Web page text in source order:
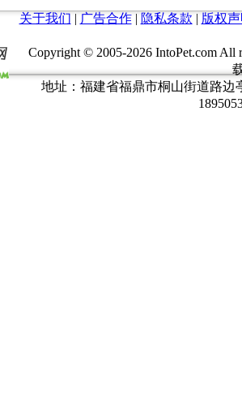
关于我们 | 广告合作| 隐私条款 | 版权
Copyright © 2005-2026 IntoPet.com
地址：福建省福鼎市桐山街道路边